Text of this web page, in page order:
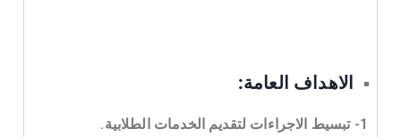
الاهداف العامة:
1- تبسيط الاجراءات لتقديم الخدمات الطلابية.